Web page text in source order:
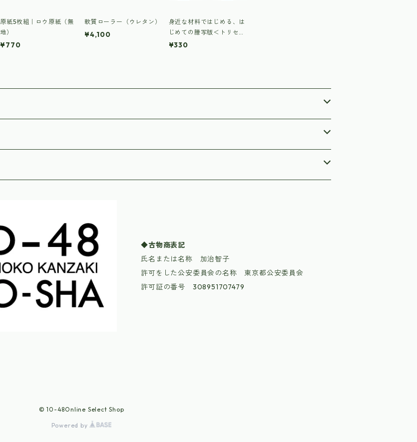
原紙5枚組｜ロウ原紙（無
地）
¥770
軟質ローラー（ウレタン）
¥4,100
身近な材料ではじめる、は
じめての謄写版＜トリセツ
＞
¥330
◆古物商表記
氏名または名称 加治智子
許可をした公安委員会の名称 東京都公安委員会
許可証の番号 308951707479
© 10-48Online Select Shop
Powered by